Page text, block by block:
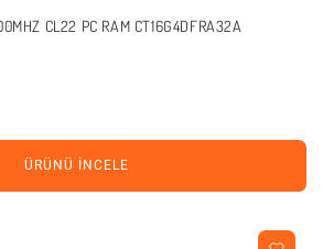
CL22 PC RAM CT16G4DFRA32A
ÜRÜNÜ İNCELE